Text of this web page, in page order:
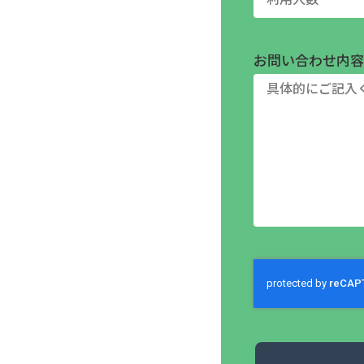
お問い合わせ内